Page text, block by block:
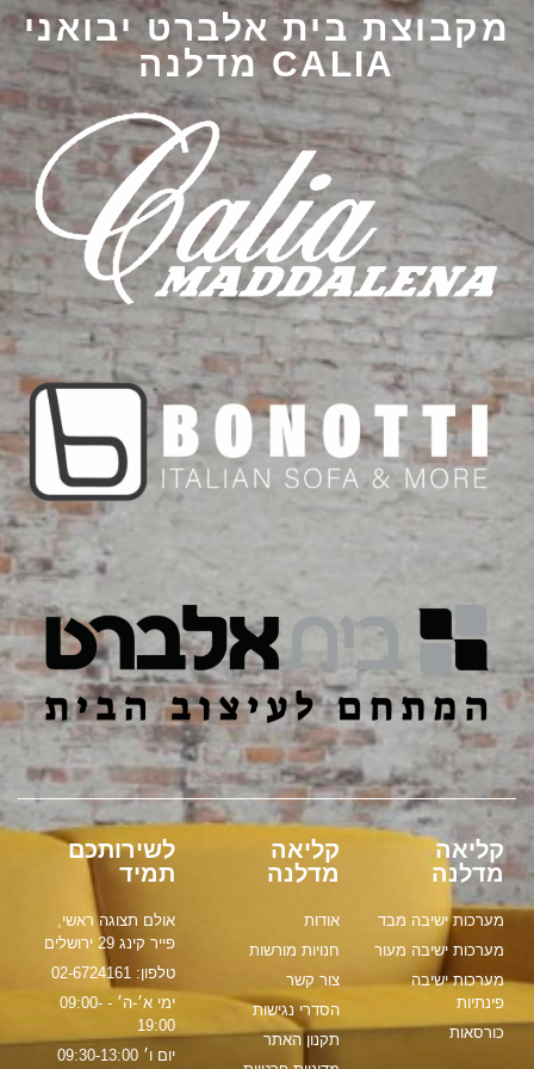
מקבוצת בית אלברט יבואני
CALIA מדלנה
קליאה
מדלנה
מערכות ישיבה מבד
מערכות ישיבה מעור
מערכות ישיבה
פינתיות
כורסאות
קליאה
מדלנה
אודות
חנויות מורשות
צור קשר
הסדרי נגישות
תקנון האתר
לשירותכם
תמיד
אולם תצוגה ראשי,
פייר קינג 29 ירושלים
טלפון: 02-6724161
ימי א׳-ה׳ - 09:00-
19:00
יום ו׳ 09:30-13:00